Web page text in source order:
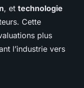
, et technologie
Cette
plus
l’industrie vers